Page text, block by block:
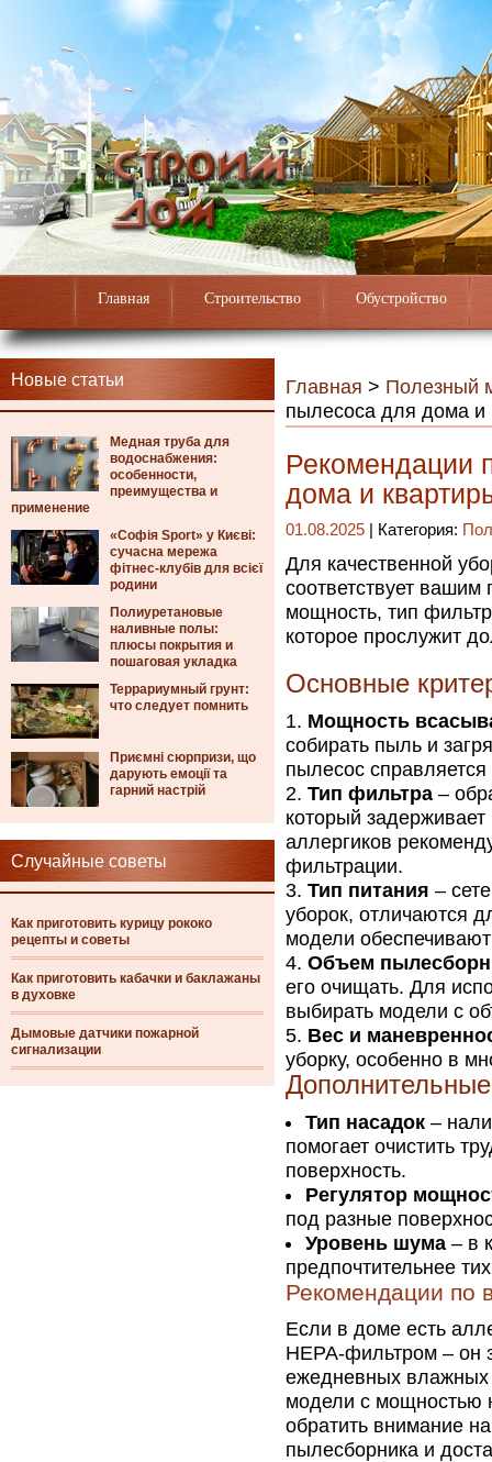
Главная Строительство Обустройство
Новые статьи
Медная труба для
водоснабжения:
особенности,
преимущества и
применение
«Софія Sport» у Києві:
сучасна мережа
фітнес-клубів для всієї
родини
Полиуретановые
наливные полы:
плюсы покрытия и
пошаговая укладка
Террариумный грунт:
что следует помнить
Приємні сюрпризи, що
дарують емоції та
гарний настрій
Случайные советы
Как приготовить курицу рококо
рецепты и советы
Как приготовить кабачки и баклажаны
в духовке
Дымовые датчики пожарной
сигнализации
Главная > Полезный
пылесоса для дома и
Рекомендации
дома и
01.08.2025 | Категория:
Для качественной
соответствует
мощность, тип
которое прослужит
Основные
Мощность
собирать пыль и
пылесос
Тип фильтра –
который
аллергиков
фильтрации.
Тип питания –
уборок, отличаются
модели
Объем
его очищать. Для
выбирать модели с
Вес и
уборку, особенно в
Тип насадок –
помогает очистить
поверхность.
Регулятор
под разные
Уровень шума – в
предпочтительнее
Рекомендации по
Если в доме есть
HEPA-фильтром – он
ежедневных влажных
модели с мощностью
обратить внимание
пылесборника и